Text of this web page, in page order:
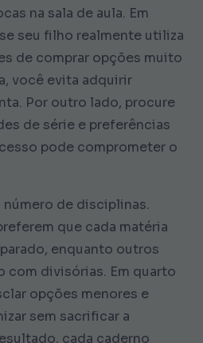
na sala de aula. Em
seu filho realmente utiliza
de comprar opções muito
você evita adquirir
Por outro lado, procure
de série e preferências
pode comprometer o
de disciplinas.
que cada matéria
enquanto outros
com divisórias. Em quarto
opções menores e
sem sacrificar a
cada caderno